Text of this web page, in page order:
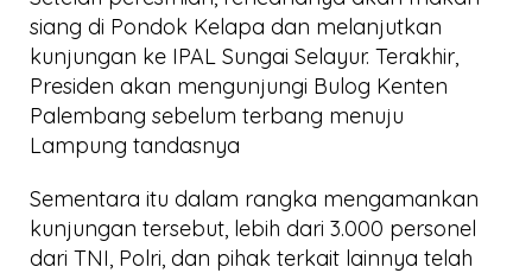
siang di Pondok Kelapa dan melanjutkan
kunjungan ke IPAL Sungai Selayur. Terakhir,
Presiden akan mengunjungi Bulog Kenten
Palembang sebelum terbang menuju
Lampung tandasnya
Sementara itu dalam rangka mengamankan
kunjungan tersebut, lebih dari 3.000 personel
dari TNI, Polri, dan pihak terkait lainnya telah